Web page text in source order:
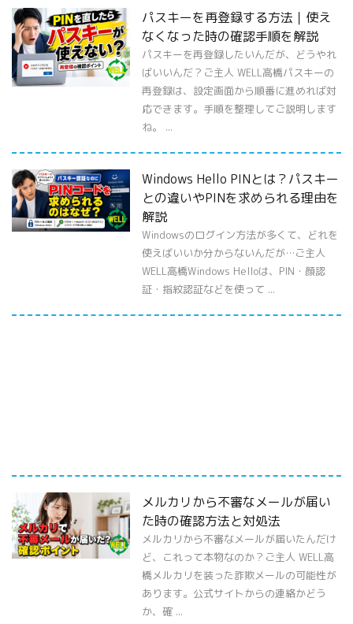
パスキーを再登録する方法｜使え
なくなった時の確認手順を解説
パスキーを再登録したいんだが、どうやれ
ばいいんだ？ご主人 WELL高橋パスキーの
再登録は、設定画面から順番に進めれば対
応できます。手順を整理してご説明します
ね。 ...
Windows Hello PINとは？パスキー
との違いやPINを求められる理由を
解説
Windowsのログイン方法が多くて、どれを
使えばいいか分からないんだが…ご主人
WELL高橋Windows Helloは、PIN・顔認
証・指紋認証などを使って ...
メルカリから不審なメールが届い
た時の確認方法と対処法
メルカリから不審なメールが届いたんだけ
ど、これって本物なのか？ご主人 WELL高
橋メルカリを装った詐欺メールの可能性が
あります。公式サイトからの連絡かどう
か、確 ...